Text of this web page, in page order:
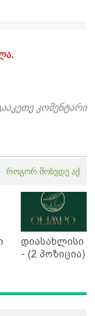
კომენტარი
როგორ მოხვდე აქ
დიასახლისი
- (2 პოზიცია)